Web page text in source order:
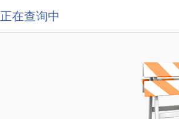
正在查询中